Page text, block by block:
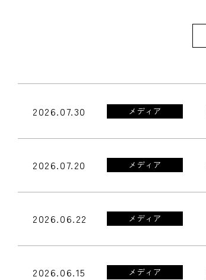
2026.07.30 メディア
2026.07.20 メディア
2026.06.22 メディア
2026.06.15 メディア